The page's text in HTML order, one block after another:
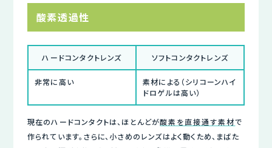
酸素透過性
ハードコンタクトレンズ ソフトコンタクトレンズ
非常に高い
素材による（シリコーンハイ
ドロゲルは高い）
現在のハードコンタクトは、ほとんどが酸素を直接通す素材で
作られています。さらに、小さめのレンズはよく動くため、まばた